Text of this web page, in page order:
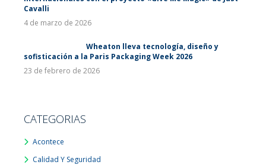
Cavalli
4 de marzo de 2026
Wheaton lleva tecnología, diseño y
sofisticación a la Paris Packaging Week 2026
23 de febrero de 2026
CATEGORIAS
Acontece
Calidad Y Seguridad